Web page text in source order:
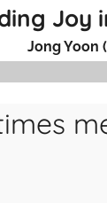
Joy
Jong Yoon